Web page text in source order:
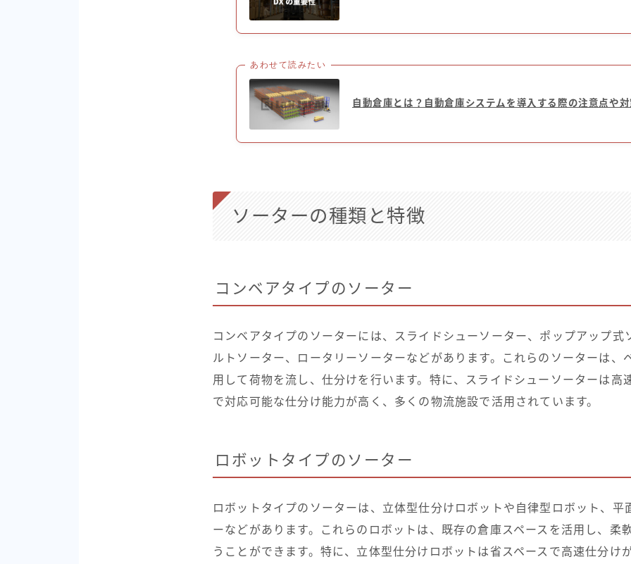
あわせて読みたい
自動倉庫とは？自動倉庫システムを導入する際の注意点や
ソーターの種類と特徴
コンベアタイプのソーター
コンベアタイプのソーターには、スライドシューソーター、ポップアップ式
ルトソーター、ロータリーソーターなどがあります。これらのソーターは、
用して荷物を流し、仕分けを行います。特に、スライドシューソーターは高
で対応可能な仕分け能力が高く、多くの物流施設で活用されています。
ロボットタイプのソーター
ロボットタイプのソーターは、立体型仕分けロボットや自律型ロボット、平
ーなどがあります。これらのロボットは、既存の倉庫スペースを活用し、柔
うことができます。特に、立体型仕分けロボットは省スペースで高速仕分け